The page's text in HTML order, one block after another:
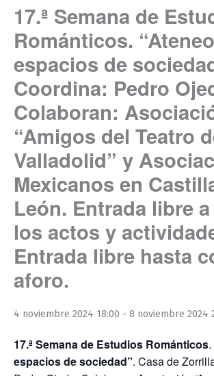
17.ª Semana de
Románticos.
espacios de
Coordina: Pedro
Colaboran:
“Amigos del Teatro
Valladolid” y
Mexicanos en
León. Entrada libre
los actos y
Entrada libre hasta
aforo.
4 noviembre 2024 18:00 - 8 noviembre 2024
17.ª Semana de Estudios Románticos.
espacios de sociedad”. Casa de